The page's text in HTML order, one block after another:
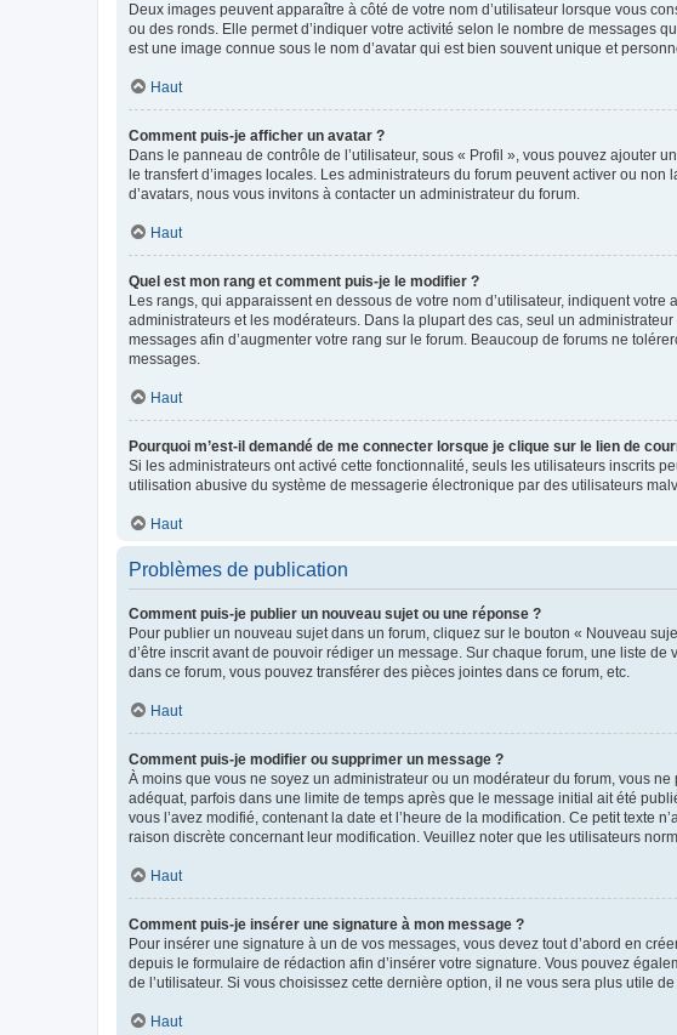
Deux images peuvent apparaître à côté de votre nom d’utilisateur lorsque vous
ou des ronds. Elle permet d’indiquer votre activité selon le nombre de messages
est une image connue sous le nom d’avatar qui est bien souvent unique et
Haut
Comment puis-je afficher un avatar ?
Dans le panneau de contrôle de l’utilisateur, sous « Profil », vous pouvez ajouter
le transfert d’images locales. Les administrateurs du forum peuvent activer ou
d’avatars, nous vous invitons à contacter un administrateur du forum.
Haut
Quel est mon rang et comment puis-je le modifier ?
Les rangs, qui apparaissent en dessous de votre nom d’utilisateur, indiquent
administrateurs et les modérateurs. Dans la plupart des cas, seul un
messages afin d’augmenter votre rang sur le forum. Beaucoup de forums ne
messages.
Haut
Pourquoi m’est-il demandé de me connecter lorsque je clique sur le lien de
Si les administrateurs ont activé cette fonctionnalité, seuls les utilisateurs inscrits
utilisation abusive du système de messagerie électronique par des utilisateurs
Haut
Problèmes de publication
Comment puis-je publier un nouveau sujet ou une réponse ?
Pour publier un nouveau sujet dans un forum, cliquez sur le bouton « Nouveau
d’être inscrit avant de pouvoir rédiger un message. Sur chaque forum, une liste
dans ce forum, vous pouvez transférer des pièces jointes dans ce forum, etc.
Haut
Comment puis-je modifier ou supprimer un message ?
À moins que vous ne soyez un administrateur ou un modérateur du forum, vous
adéquat, parfois dans une limite de temps après que le message initial ait été
vous l’avez modifié, contenant la date et l’heure de la modification. Ce petit texte
raison discrète concernant leur modification. Veuillez noter que les utilisateurs
Haut
Comment puis-je insérer une signature à mon message ?
Pour insérer une signature à un de vos messages, vous devez tout d’abord en
depuis le formulaire de rédaction afin d’insérer votre signature. Vous pouvez
de l’utilisateur. Si vous choisissez cette dernière option, il ne vous sera plus utile
Haut